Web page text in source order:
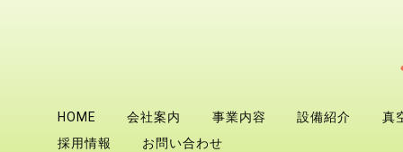
HOME 会社案内 事業内容 設備紹介
真
採用情報
お問い合わせ